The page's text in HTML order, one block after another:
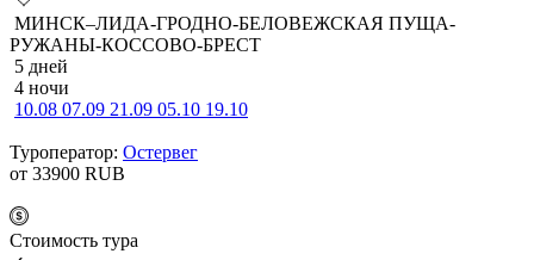
МИНСК–ЛИДА-ГРОДНО-БЕЛОВЕЖСКАЯ ПУЩА-
РУЖАНЫ-КОССОВО-БРЕСТ
5 дней
4 ночи
10.08 07.09 21.09 05.10 19.10
Туроператор: Остервег
от 33900 RUB
Cтоимость тура